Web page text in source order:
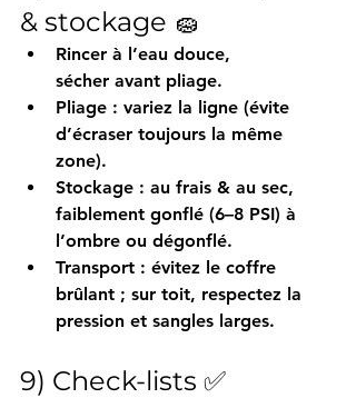
& stockage 🧽
Rincer à l’eau douce,
sécher avant pliage.
Pliage : variez la ligne (évite
d’écraser toujours la même
zone).
Stockage : au frais & au sec,
faiblement gonflé (6–8 PSI) à
l’ombre ou dégonflé.
Transport : évitez le coffre
brûlant ; sur toit, respectez la
pression et sangles larges.
9) Check-lists ✅